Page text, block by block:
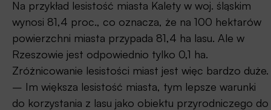
Cel:
wyeliminowanie z definicji lasu produkcyjnego
przeznaczenia jako podstawowej cechy, według
której uznaje się tereny jako lasy;
wyłączenie gruntów pod budynkami z terenów
leśnych.
Na przykład lesistość miasta Kalety w woj. śląskim
wynosi 81,4 proc., co oznacza, że na 100 hektarów
powierzchni miasta przypada 81,4 ha lasu. Ale w
Rzeszowie jest odpowiednio tylko 0,1 ha.
Zróżnicowanie lesistości miast jest więc bardzo duże.
– Im większa lesistość miasta, tym lepsze warunki
do korzystania z lasu jako obiektu przyrodniczego do